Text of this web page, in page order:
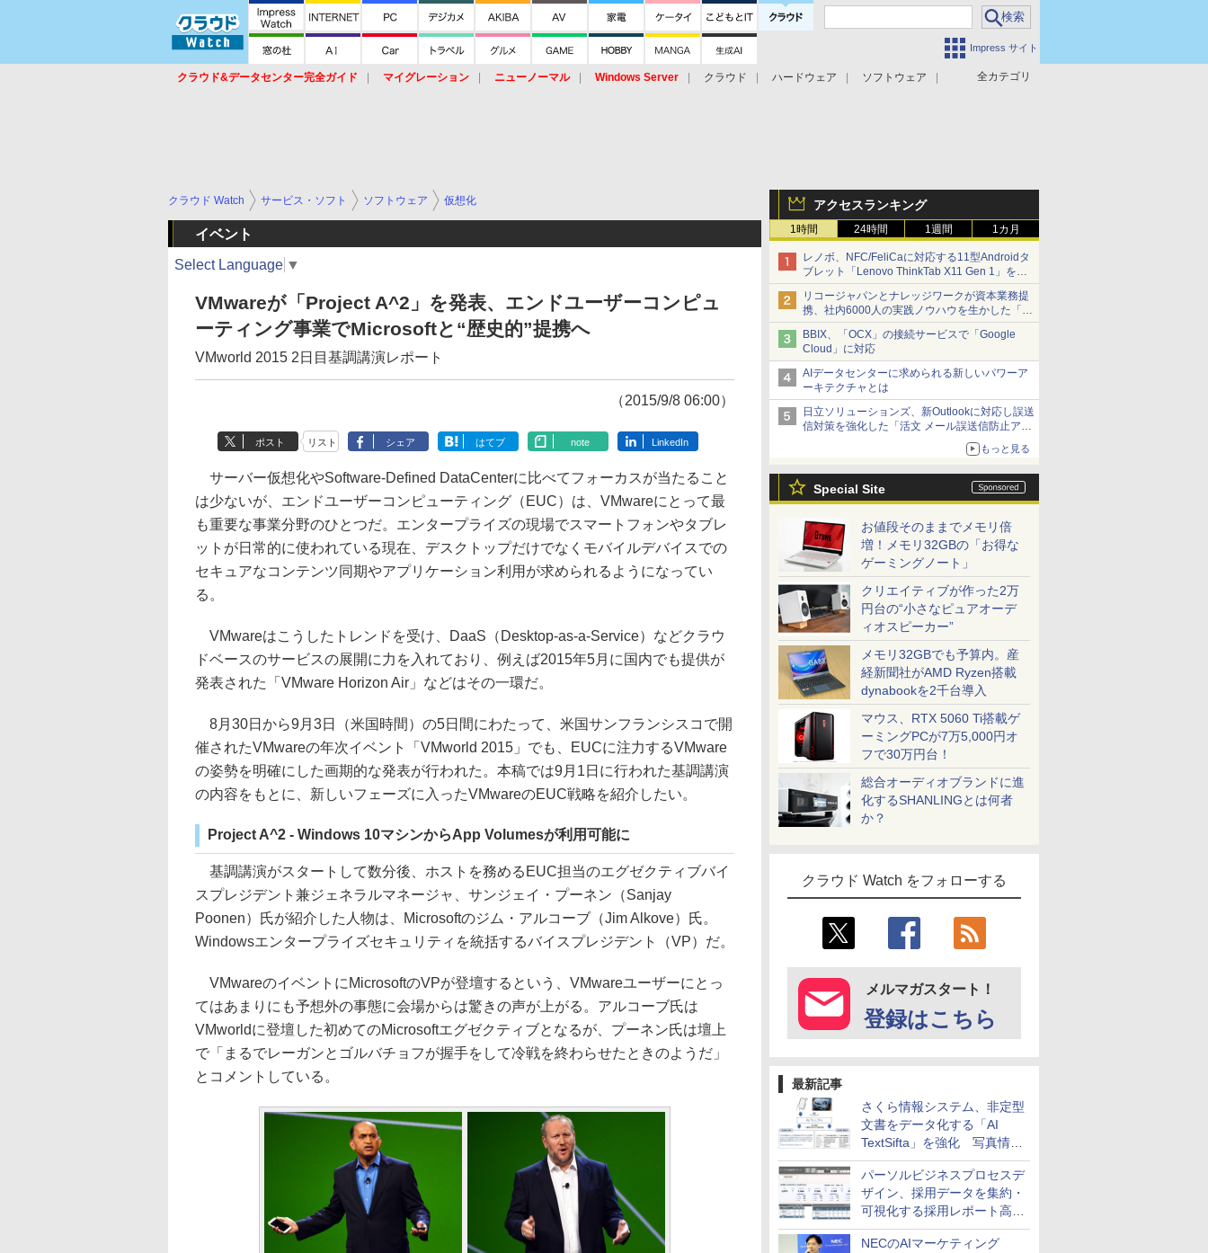
Impress サイト
全カテゴリ
クラウド&データセンター完全ガイド マイグレーション ニューノーマル Windows Server クラウド ハードウェア
ソフトウェア
アクセスランキング
1時間 24時間 1週間 1カ月
レノボ、NFC/FeliCaに対応する11型Androidタ
ブレット「Lenovo ThinkTab X11 Gen 1」を発
売
リコージャパンとナレッジワークが資本業務提
携、社内6000人の実践ノウハウを生かした「AI
商談記録 for RICOH」を展開へ
BBIX、「OCX」の接続サービスで「Google
Cloud」に対応
AIデータセンターに求められる新しいパワーア
ーキテクチャとは
日立ソリューションズ、新Outlookに対応し誤送
信対策を強化した「活文 メール誤送信防止アド
もっと見る
Special Site
お値段そのままでメモリ倍
増！メモリ32GBの「お得な
ゲーミングノート」
クリエイティブが作った2万
円台の“小さなピュアオーデ
ィオスピーカー”
メモリ32GBでも予算内。産
経新聞社がAMD Ryzen搭載
dynabookを2千台導入
マウス、RTX 5060 Ti搭載ゲ
ーミングPCが7万5,000円オ
フで30万円台！
総合オーディオブランドに進
化するSHANLINGとは何者
か？
クラウド Watch をフォローする
メルマガスタート！
登録はこちら
最新記事
さくら情報システム、非定型
文書をデータ化する「AI
TextSifta」を強化 写真情報
のデータ化などに対応
パーソルビジネスプロセスデ
ザイン、採用データを集約・
可視化する採用レポート高速
化サービスを提供
NECのAIマーケティング
クラウド Watch サービス・ソフト ソフトウェア 仮想化
イベント
Select Language ▼
VMwareが「Project A^2」を発表、エンドユーザーコンピュ
ーティング事業でMicrosoftと“歴史的”提携へ
VMworld 2015 2日目基調講演レポート
（2015/9/8 06:00）
ポスト リスト シェア はてブ note LinkedIn
サーバー仮想化やSoftware-Defined DataCenterに比べてフォーカスが当たること
は少ないが、エンドユーザーコンピューティング（EUC）は、VMwareにとって最
も重要な事業分野のひとつだ。エンタープライズの現場でスマートフォンやタブレ
ットが日常的に使われている現在、デスクトップだけでなくモバイルデバイスでの
セキュアなコンテンツ同期やアプリケーション利用が求められるようになってい
る。
VMwareはこうしたトレンドを受け、DaaS（Desktop-as-a-Service）などクラウ
ドベースのサービスの展開に力を入れており、例えば2015年5月に国内でも提供が
発表された「VMware Horizon Air」などはその一環だ。
8月30日から9月3日（米国時間）の5日間にわたって、米国サンフランシスコで開
催されたVMwareの年次イベント「VMworld 2015」でも、EUCに注力するVMware
の姿勢を明確にした画期的な発表が行われた。本稿では9月1日に行われた基調講演
の内容をもとに、新しいフェーズに入ったVMwareのEUC戦略を紹介したい。
Project A^2 - Windows 10マシンからApp Volumesが利用可能に
基調講演がスタートして数分後、ホストを務めるEUC担当のエグゼクティブバイ
スプレジデント兼ジェネラルマネージャ、サンジェイ・プーネン（Sanjay
Poonen）氏が紹介した人物は、Microsoftのジム・アルコーブ（Jim Alkove）氏。
Windowsエンタープライズセキュリティを統括するバイスプレジデント（VP）だ。
VMwareのイベントにMicrosoftのVPが登壇するという、VMwareユーザーにとっ
てはあまりにも予想外の事態に会場からは驚きの声が上がる。アルコーブ氏は
VMworldに登壇した初めてのMicrosoftエグゼクティブとなるが、プーネン氏は壇上
で「まるでレーガンとゴルバチョフが握手をして冷戦を終わらせたときのようだ」
とコメントしている。